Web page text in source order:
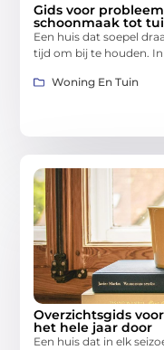
Gids voor
schoonmaak tot
Een huis dat soepel
tijd om bij te houden.
Woning En Tuin
Overzichtsgids
het hele jaar door
Een huis dat in elk